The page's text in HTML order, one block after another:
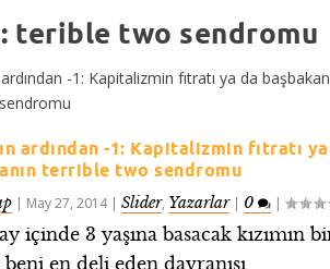
terible two sendromu
ardından -1: Kapitalizmin fıtratı
terrible two sendromu
| May 27, 2014|Slider, Yazarlar| 0 |
içinde 3 yaşına basacak kızımın
en deli eden davranışı